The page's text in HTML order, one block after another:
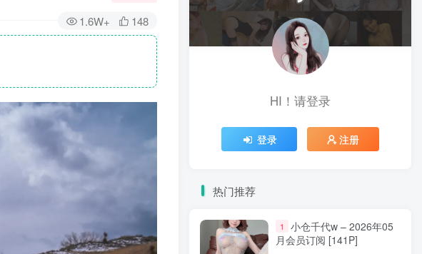
1.6W+ 148
HI！请登录
登录 注册
热门推荐
1
小仓千代w – 2026年05
月会员订阅 [141P]